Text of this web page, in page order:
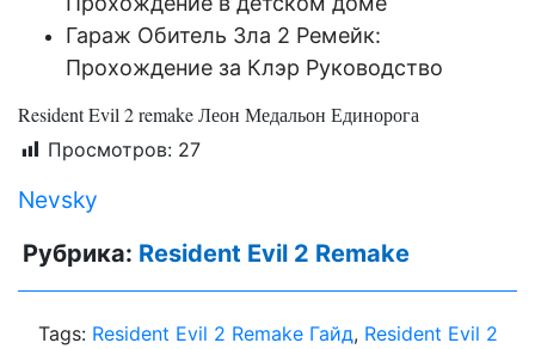
Гараж Обитель Зла 2 Ремейк:
Прохождение за Клэр Руководство
Resident Evil 2 remake Леон Медальон Единорога
Просмотров: 27
Nevsky
Рубрика: Resident Evil 2 Remake
Tags: Resident Evil 2 Remake Гайд, Resident Evil 2